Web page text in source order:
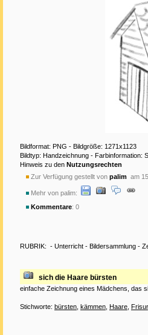
Bildformat: PNG - Bildgröße: 1271x1123
Bildtyp: Handzeichnung - Farbinformation:
Hinweis zu den Nutzungsrechten
Zur Verfügung gestellt von palim am
Mehr von palim:
Kommentare: 0
RUBRIK: - Unterricht - Bildersammlung -
sich die Haare bürsten
einfache Zeichnung eines Mädchens, das
Stichworte: bürsten kämmen Haare Frisur